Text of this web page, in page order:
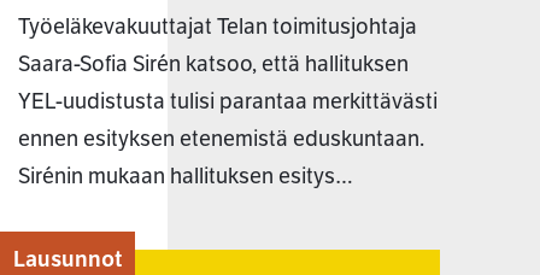
Työeläkevakuuttajat Telan toimitusjohtaja
Saara-Sofia Sirén katsoo, että hallituksen
YEL-uudistusta tulisi parantaa merkittävästi
ennen esityksen etenemistä eduskuntaan.
Sirénin mukaan hallituksen esitys…
Lausunnot